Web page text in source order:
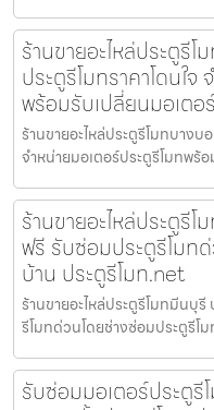
ร้านขายอะไหล่ประตูรี
ประตูรีโมทราคาโดนใจ
พร้อมรับเปลี่ยนมอเตอ
ร้านขายอะไหล่ประตูรีโมทบางบ
จำหน่ายมอเตอร์ประตูรีโมทพร้
ร้านขายอะไหล่ประตูรี
ฟรี รับซ่อมประตูรีโมท
บ้าน ประตูรีโมท.net
ร้านขายอะไหล่ประตูรีโมทมีนบุ
รีโมทด่วนโดยช่างซ่อมประตูรีโ
รับซ่อมมอเตอร์ประตูรี